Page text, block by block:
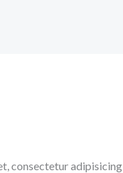
consectetur adipisicing